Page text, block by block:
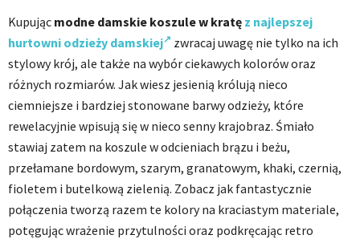
Kupując modne damskie koszule w kratę z najlepszej
hurtowni odzieży damskiej
zwracaj uwagę nie tylko na ich
stylowy krój, ale także na wybór ciekawych kolorów oraz
różnych rozmiarów. Jak wiesz jesienią królują nieco
ciemniejsze i bardziej stonowane barwy odzieży, które
rewelacyjnie wpisują się w nieco senny krajobraz. Śmiało
stawiaj zatem na koszule w odcieniach brązu i beżu,
przełamane bordowym, szarym, granatowym, khaki, czernią,
fioletem i butelkową zielenią. Zobacz jak fantastycznie
połączenia tworzą razem te kolory na kraciastym materiale,
potęgując wrażenie przytulności oraz podkręcając retro